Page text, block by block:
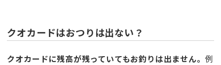
クオカードはおつりは出ない？
クオカードに残高が残っていてもお釣りは出ません。 例